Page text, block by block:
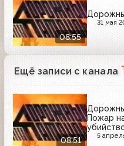
08:55
31 мая
Ещё записи с канала
08:51
Пожар
на
5